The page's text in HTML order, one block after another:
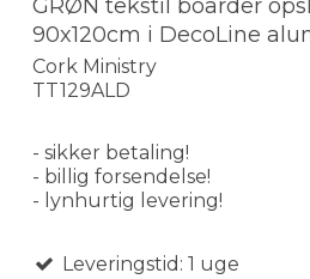
GRØN tekstil boarder
90x120cm i DecoLine
Cork Ministry
TT129ALD
- sikker betaling!
- billig forsendelse!
- lynhurtig levering!
Leveringstid: 1 uge